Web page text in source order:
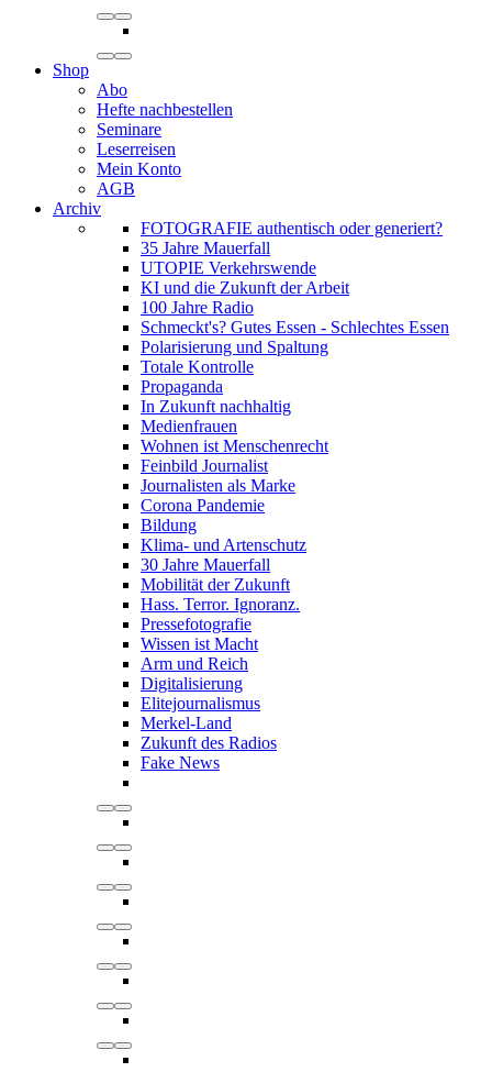
Shop
Abo
Hefte nachbestellen
Seminare
Leserreisen
Mein Konto
AGB
Archiv
FOTOGRAFIE authentisch oder generiert?
35 Jahre Mauerfall
UTOPIE Verkehrswende
KI und die Zukunft der Arbeit
100 Jahre Radio
Schmeckt's? Gutes Essen - Schlechtes Essen
Polarisierung und Spaltung
Totale Kontrolle
Propaganda
In Zukunft nachhaltig
Medienfrauen
Wohnen ist Menschenrecht
Feinbild Journalist
Journalisten als Marke
Corona Pandemie
Bildung
Klima- und Artenschutz
30 Jahre Mauerfall
Mobilität der Zukunft
Hass. Terror. Ignoranz.
Pressefotografie
Wissen ist Macht
Arm und Reich
Digitalisierung
Elitejournalismus
Merkel-Land
Zukunft des Radios
Fake News